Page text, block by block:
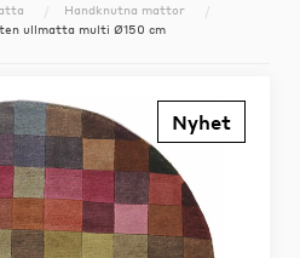
Handknutna mattor
ullmatta multi Ø150 cm
Nyhet